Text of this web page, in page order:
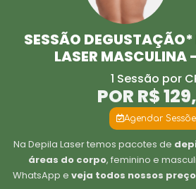
SESSÃO
LASER MASCULINA
1 Sessão por
POR R$
Agendar
Na Depila Laser temos pacotes de
áreas do corpo, feminino e
WhatsApp e veja todos nossos